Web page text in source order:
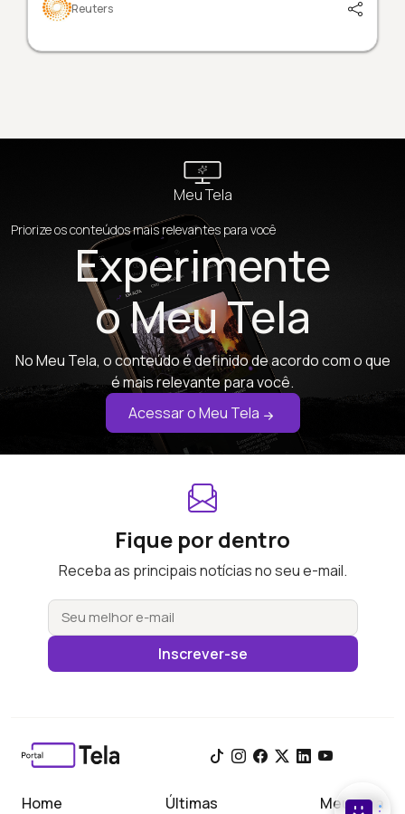
Reuters
Meu Tela
Priorize os conteúdos mais relevantes para você
Experimente
o Meu Tela
No Meu Tela, o conteúdo é definido de acordo com o que
é mais relevante para você.
Acessar o Meu Tela
Fique por dentro
Receba as principais notícias no seu e-mail.
Inscrever-se
Home Últimas Meu Tela